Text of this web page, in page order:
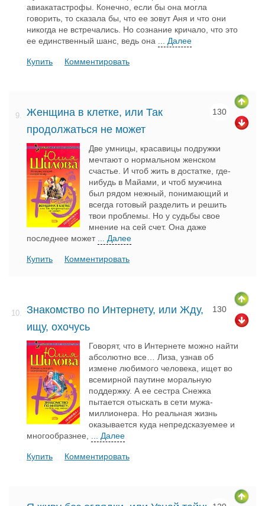
авиакатастрофы. Конечно, если бы она могла
говорить, то сказала бы, что ее зовут Аня и что они
никогда не встречались. Но сознание кричало, что это
ее единственный шанс, ведь она
... Далее
Купить Комментировать
9.
Женщина в клетке, или Так
продолжаться не может
130
Две умницы, красавицы подружки
мечтают о нормальном женском
счастье. И чтоб жить в достатке, где-
нибудь в Майами, и чтоб мужчина
был рядом нежный, понимающий и
всегда готовый разделить и решить
твои проблемы. Но у судьбы свое
мнение на сей счет. Она даже
последнее может
... Далее
Купить Комментировать
10.
Знакомство по Интернету, или Жду,
ищу, охочусь
130
Говорят, что в Интернете можно найти
абсолютно все… Лиза, узнав об
измене любимого человека, ищет во
всемирной паутине моральную
поддержку. А ее сестра Снежка
пытается отыскать в сети мужа-
миллионера. Но реальная жизнь
оказывается куда непредсказуемее и
многообразнее,
... Далее
Купить Комментировать